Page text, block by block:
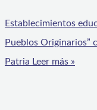
Establecimientos
Pueblos Originarios”
Patria Leer más »